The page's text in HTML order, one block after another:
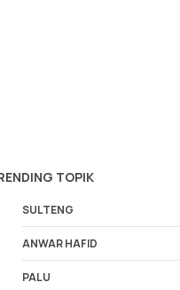
TOPIK
SULTENG
ANWAR HAFID
PALU